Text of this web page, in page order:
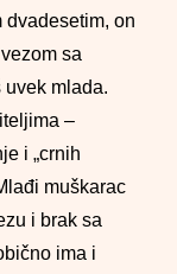
dvadesetim, on
sa
mlada.
–
i „crnih
muškarac
i brak sa
ima i